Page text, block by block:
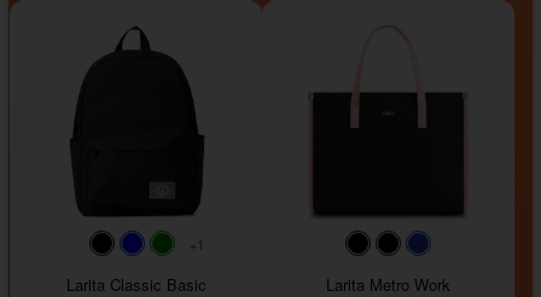
#faf0e6#000000#0000FF
+1
Larita Classic Basic
#000000#000000
Larita Metro Work